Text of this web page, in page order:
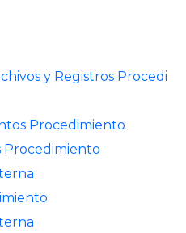
y Registros Procedi
Procedimiento
Procedimiento